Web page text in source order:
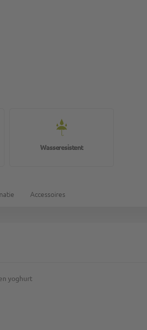
Wasseresistent
Accessoires
yoghurt